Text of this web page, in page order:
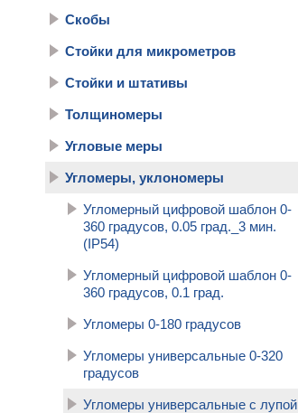
Скобы
Стойки для микрометров
Стойки и штативы
Толщиномеры
Угловые меры
Угломеры, уклономеры
Угломерный цифровой шаблон 0-
360 градусов, 0.05 град._3 мин.
(IP54)
Угломерный цифровой шаблон 0-
360 градусов, 0.1 град.
Угломеры 0-180 градусов
Угломеры универсальные 0-320
градусов
Угломеры универсальные с лупой